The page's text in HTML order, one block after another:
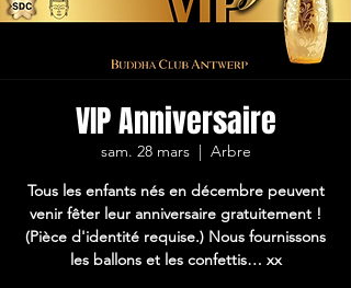
VIP Anniversaire
sam. 28 mars
  |
Arbre
Tous les enfants nés en décembre peuvent
venir fêter leur anniversaire gratuitement !
(Pièce d'identité requise.) Nous fournissons
les ballons et les confettis… xx